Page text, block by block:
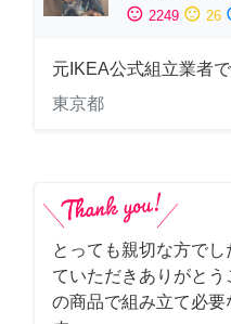
sentiment_satisfied 2249 sentiment_neutral 26
元IKEA公式組立業者で
東京都
とっても親切な方で
ていただきありがと
の商品で組み立て必